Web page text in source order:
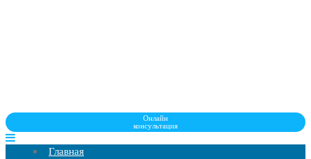
Онлайн
консультация
Главная